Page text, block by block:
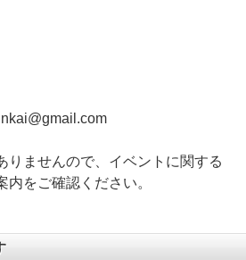
ませんので、イベントに関する
をご確認ください。